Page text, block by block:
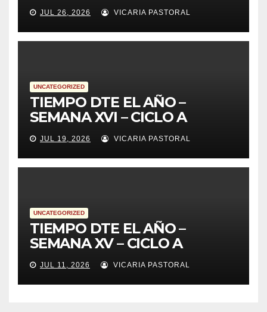
JUL 26, 2026 VICARIA PASTORAL
UNCATEGORIZED
TIEMPO DTE EL AÑO –
SEMANA XVI – CICLO A
JUL 19, 2026 VICARIA PASTORAL
UNCATEGORIZED
TIEMPO DTE EL AÑO –
SEMANA XV – CICLO A
JUL 11, 2026 VICARIA PASTORAL